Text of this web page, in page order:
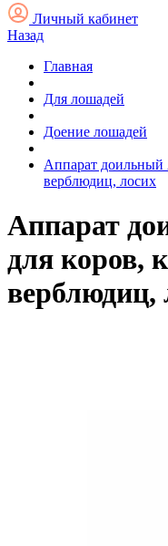
Личный кабинет
Назад
Главная
Для лошадей
Доение лошадей
Аппарат доильный
верблюдиц, лосих
Аппарат
для коров,
верблюдиц,